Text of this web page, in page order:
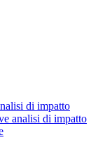
di impatto
analisi di impatto